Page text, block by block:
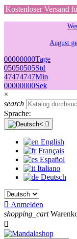
Kostenloser Versand
August
00000000Tage
05050505Std
47474747Min
00000000Sek
×
search
Sprache:

English
Français
Español
Italiano
Deutsch
 Anmelden
shopping_cart
